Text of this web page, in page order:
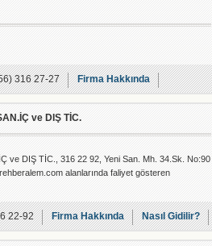
316 27-27
Firma Hakkında
ve DIŞ TİC.
ve DIŞ TİC., 316 22 92, Yeni San. Mh. 34.Sk. No:90
alanlarında faliyet gösteren
22-92 Firma Hakkında Nasıl Gidilir?